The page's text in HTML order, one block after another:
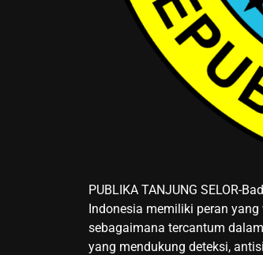
PUBLIKA TANJUNG SELOR-
Indonesia memiliki peran
sebagaimana tercantum
yang mendukung deteksi,